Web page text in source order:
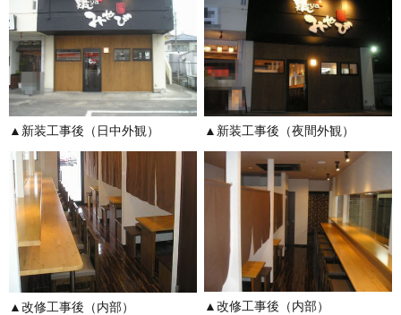
▲新装工事後（日中外観） ▲新装工事後（夜間外観）
▲改修工事後（内部） ▲改修工事後（内部）